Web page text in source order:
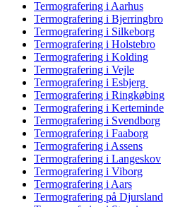
Termografering i Aarhus
Termografering i Bjerringbro
Termografering i Silkeborg
Termografering i Holstebro
Termografering i Kolding
Termografering i Vejle
Termografering i Esbjerg
Termografering i Ringkøbing
Termografering i Kerteminde
Termografering i Svendborg
Termografering i Faaborg
Termografering i Assens
Termografering i Langeskov
Termografering i Viborg
Termografering i Aars
Termografering på Djursland